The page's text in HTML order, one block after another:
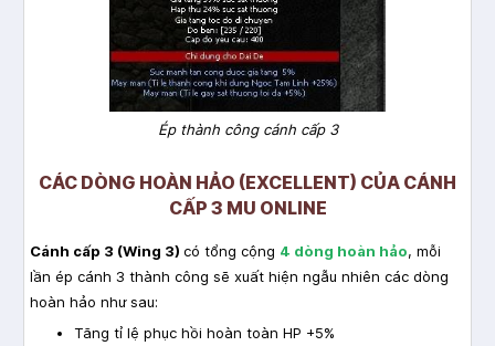
Ép thành công cánh cấp 3
CÁC DÒNG HOÀN HẢO (EXCELLENT) CỦA CÁNH
CẤP 3 MU ONLINE
Cánh cấp 3 (Wing 3) có tổng cộng 4 dòng hoàn hảo, mỗi
lần ép cánh 3 thành công sẽ xuất hiện ngẫu nhiên các dòng
hoàn hảo như sau:
Tăng tỉ lệ phục hồi hoàn toàn HP +5%